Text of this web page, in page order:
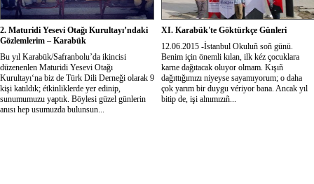
2. Maturidi Yesevi Otağı Kurultayı’ndaki
Gözlemlerim – Karabük
Bu yıl Karabük/Safranbolu’da ikincisi
düzenenlen Maturidi Yesevi Otağı
Kurultayı‘na biz de Türk Dili Derneği olarak 9
kişi katıldık; étkinliklerde yer edinip,
sunumumuzu yaptık. Böylesi güzel günlerin
anısı hep usumuzda bulunsun...
XI. Karabük'te Göktürkçe Günleri
12.06.2015 -İstanbul Okuluñ soñ günü.
Benim için önemli kılan, ilk kéz çocuklara
karne dağıtacak oluyor olmam. Kışıñ
dağıttığımızı niyeyse sayamıyorum; o daha
çok yarım bir duygu vériyor bana. Ancak yıl
bitip de, işi alnımızıñ...